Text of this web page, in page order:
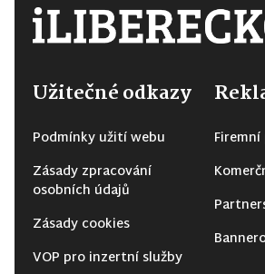
Užitečné odkazy
Podmínky užití webu
Zásady zpracování
osobních údajů
Zásady cookies
VOP pro inzertní služby